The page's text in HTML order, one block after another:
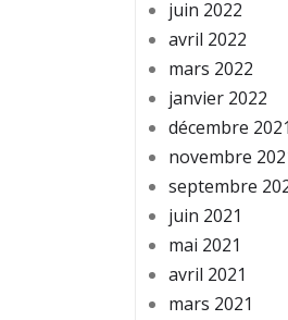
juin 2022
avril 2022
mars 2022
janvier 2022
décembre 2021
novembre
septembre
juin 2021
mai 2021
avril 2021
mars 2021